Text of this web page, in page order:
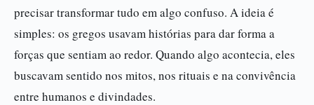
precisar transformar tudo em algo confuso. A ideia é
simples: os gregos usavam histórias para dar forma a
forças que sentiam ao redor. Quando algo acontecia, eles
buscavam sentido nos mitos, nos rituais e na convivência
entre humanos e divindades.